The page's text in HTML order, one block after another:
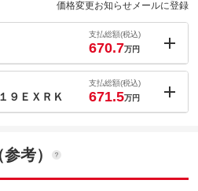
価格変更お知らせメールに登録
支払総額(税込)
670.7万円
ＥＸＲＫ
支払総額(税込)
671.5万円
考）